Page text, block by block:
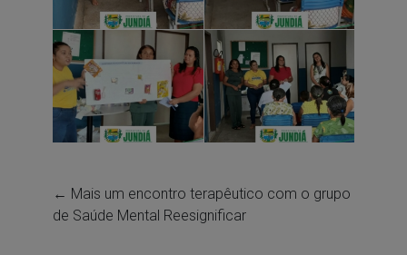
← Mais um encontro terapêutico com o grupo
de Saúde Mental Reesignificar